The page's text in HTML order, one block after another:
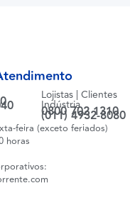
Lojistas | Clientes
Indústria
0800 702 1310
(011) 4932-8080
feira (exceto feriados)
horas